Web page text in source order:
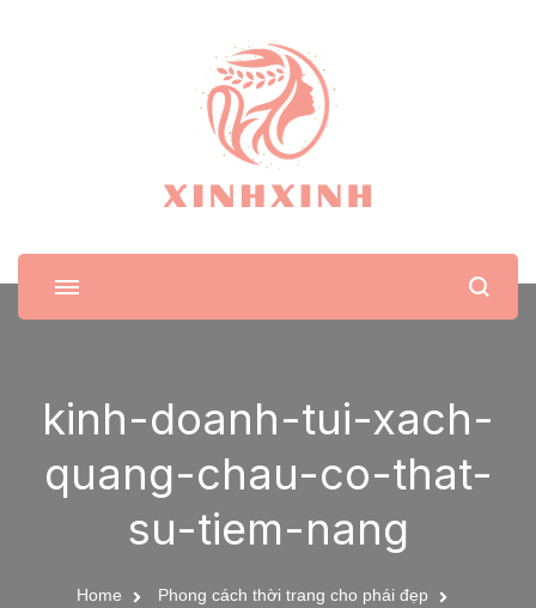
XinhXinh
Trang tin tức cho phái đẹp
kinh-doanh-tui-xach-
quang-chau-co-that-
su-tiem-nang
Home
Phong cách thời trang cho phái đẹp